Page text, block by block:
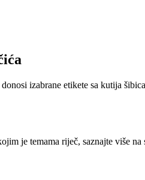
izabrane etikete sa kutija
je temama riječ, saznajte više na